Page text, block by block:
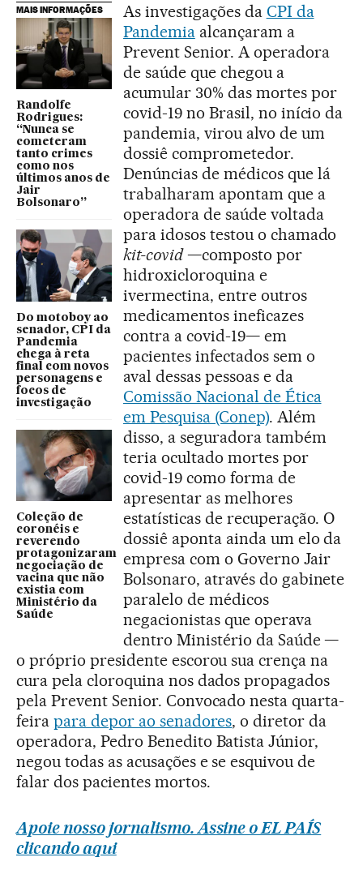
MAIS INFORMAÇÕES
Randolfe
Rodrigues:
“Nunca se
cometeram
tanto crimes
como nos
últimos anos de
Jair
Bolsonaro”
Do motoboy ao
senador, CPI da
Pandemia
chega à reta
final com novos
personagens e
focos de
investigação
Coleção de
coronéis e
reverendo
protagonizaram
negociação de
vacina que não
existia com
Ministério da
Saúde
As investigações da CPI da
Pandemiaalcançaram a
Prevent Senior. A operadora
de saúde que chegou a
acumular 30% das mortes por
covid-19 no Brasil, no início da
pandemia, virou alvo de um
dossiê comprometedor.
Denúncias de médicos que lá
trabalharam apontam que a
operadora de saúde voltada
para idosos testou o chamado
kit-covid—composto por
hidroxicloroquina e
ivermectina, entre outros
medicamentos ineficazes
contra a covid-19— em
pacientes infectados sem o
aval dessas pessoas e da
Comissão Nacional de Ética
em Pesquisa (Conep). Além
disso, a seguradora também
teria ocultado mortes por
covid-19 como forma de
apresentar as melhores
estatísticas de recuperação. O
dossiê aponta ainda um elo da
empresa com o Governo Jair
Bolsonaro, através do gabinete
paralelo de médicos
negacionistas que operava
dentro Ministério da Saúde —
o próprio presidente escorou sua crença na
cura pela cloroquina nos dados propagados
pela Prevent Senior. Convocado nesta quarta-
feira para depor ao senadores, o diretor da
operadora, Pedro Benedito Batista Júnior,
negou todas as acusações e se esquivou de
falar dos pacientes mortos.
Apoie nosso jornalismo. Assine o EL PAÍS
clicando aqui